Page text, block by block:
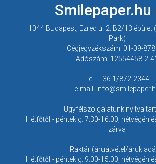
Smilepaper.hu
1044 Budapest, Ezred u. 2. B2/13
Park)
Cégjegyzékszám: 01-09-
Adószám: 12554458-2-41
Tel.: +36 1/872-2344
e-mail:
Ügyfélszolgálatunk nyitva
Hétfőtől - péntekig: 7:30-16:00, hétvégén
zárva
Raktár (áruátvétel/
Hétfőtől - péntekig: 9:00-15:00, hétvégén